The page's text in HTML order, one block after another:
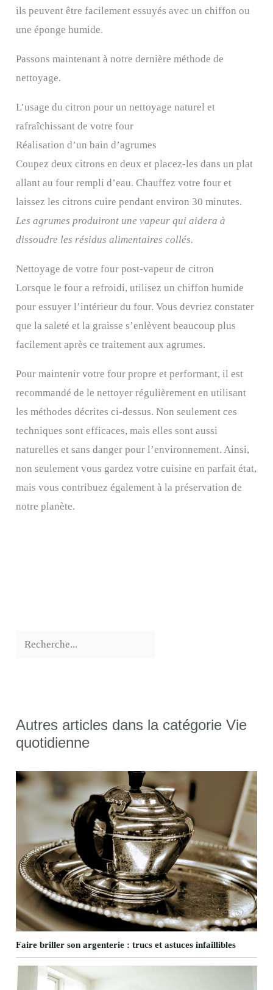
ils peuvent être facilement essuyés avec un chiffon ou
une éponge humide.
Passons maintenant à notre dernière méthode de
nettoyage.
L’usage du citron pour un nettoyage naturel et
rafraîchissant de votre four
Réalisation d’un bain d’agrumes
Coupez deux citrons en deux et placez-les dans un plat
allant au four rempli d’eau. Chauffez votre four et
laissez les citrons cuire pendant environ 30 minutes.
Les agrumes produiront une vapeur qui aidera à
dissoudre les résidus alimentaires collés.
Nettoyage de votre four post-vapeur de citron
Lorsque le four a refroidi, utilisez un chiffon humide
pour essuyer l’intérieur du four. Vous devriez constater
que la saleté et la graisse s’enlèvent beaucoup plus
facilement après ce traitement aux agrumes.
Pour maintenir votre four propre et performant, il est
recommandé de le nettoyer régulièrement en utilisant
les méthodes décrites ci-dessus. Non seulement ces
techniques sont efficaces, mais elles sont aussi
naturelles et sans danger pour l’environnement. Ainsi,
non seulement vous gardez votre cuisine en parfait état,
mais vous contribuez également à la préservation de
notre planète.
Autres articles dans la catégorie Vie
quotidienne
Faire briller son argenterie : trucs et astuces infaillibles